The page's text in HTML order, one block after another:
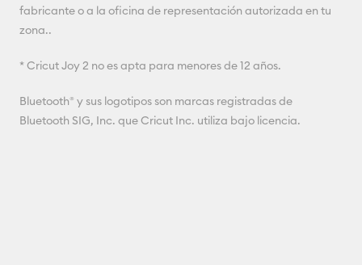
fabricante o a la oficina de representación autorizada en tu
zona..
* Cricut Joy 2 no es apta para menores de 12 años.
Bluetooth® y sus logotipos son marcas registradas de
Bluetooth SIG, Inc. que Cricut Inc. utiliza bajo licencia.